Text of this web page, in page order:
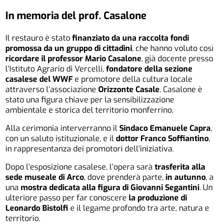
In memoria del prof. Casalone
Il restauro è statofinanziato da una raccolta fondi
promossa da un gruppo di cittadini, che hanno voluto così
ricordare il professor Mario Casalone, già docente presso
l’Istituto Agrario di Vercelli,fondatore della sezione
casalese del WWF e promotore della cultura locale
attraverso l’associazioneOrizzonte Casale. Casalone è
stato una figura chiave per la sensibilizzazione
ambientale e storica del territorio monferrino.
Alla cerimonia interverranno ilSindaco Emanuele Capra,
con un saluto istituzionale, e ildottor Franco Soffiantino,
in rappresentanza dei promotori dell’iniziativa.
Dopo l’esposizione casalese, l’opera saràtrasferita alla
sede museale di Arco, dove prenderà parte,in autunno, a
unamostra dedicata alla figura di Giovanni Segantini. Un
ulteriore passo per far conoscerela produzione di
Leonardo Bistolfi e il legame profondo tra arte, natura e
territorio.